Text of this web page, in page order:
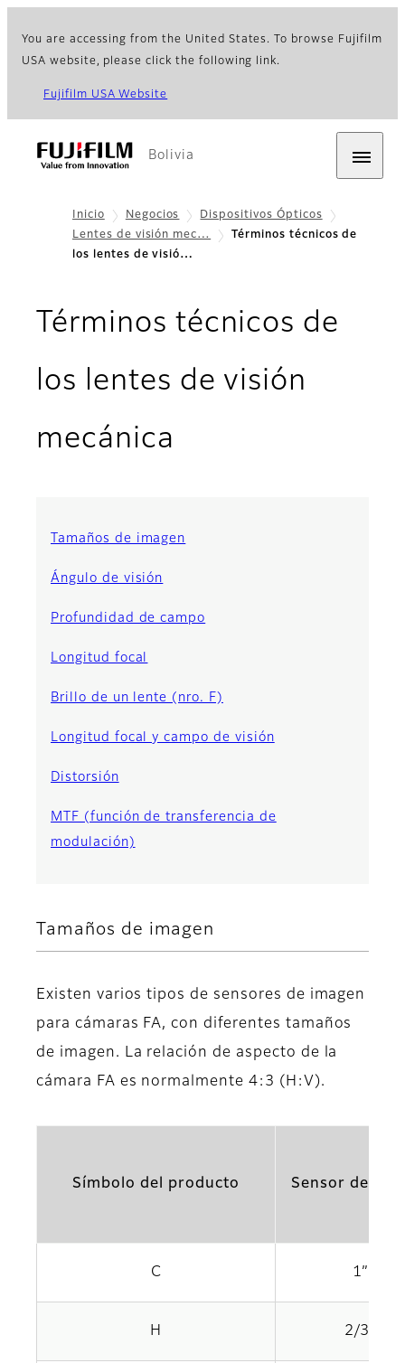
You are accessing from the United States. To browse Fujifilm
USA website, please click the following link.
Fujifilm USA Website
Bolivia
Inicio Negocios
Dispositivos Ópticos
Lentes de visión mec…
Términos técnicos de
los lentes de visió…
Términos técnicos de
los lentes de visión
mecánica
Tamaños de imagen
Ángulo de visión
Profundidad de campo
Longitud focal
Brillo de un lente (nro. F)
Longitud focal y campo de visión
Distorsión
MTF (función de transferencia de
modulación)
Tamaños de imagen
Existen varios tipos de sensores de imagen
para cámaras FA, con diferentes tamaños
de imagen. La relación de aspecto de la
cámara FA es normalmente 4:3 (H:V).
Símbolo del producto Sensor de
C 1”
H 2/3”